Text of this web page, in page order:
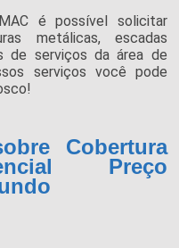
é possível solicitar
metálicas, escadas
de serviços da área de
serviços você pode
Cobertura
Preço